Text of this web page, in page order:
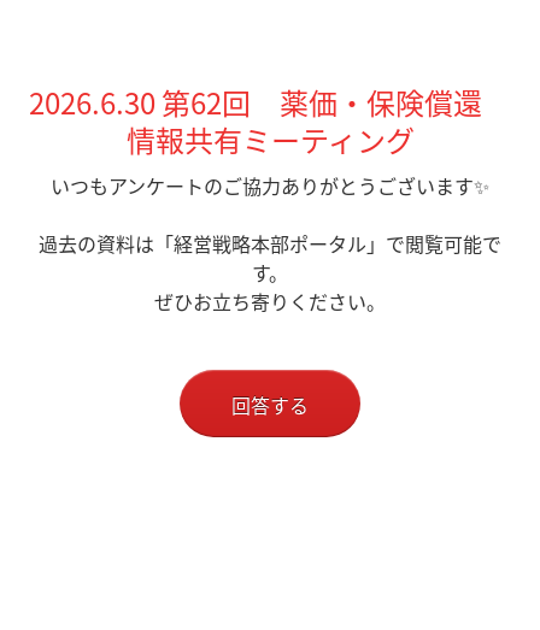
2026.6.30第62回 薬価・保険償還
情報共有ミーティング
いつもアンケートのご協力ありがとうございます✨
過去の資料は「経営戦略本部ポータル」で閲覧可能で
す。
ぜひお立ち寄りください。
回答する